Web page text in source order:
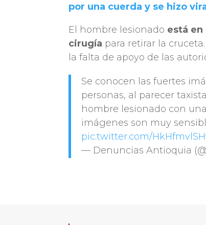
por una cuerda y se hizo
El hombre lesionado está en
cirugía para retirar la
la falta de apoyo de las
Se conocen las fuertes
personas, al parecer
hombre lesionado con
imágenes son muy
pic.twitter.com/
— Denuncias Antioquia